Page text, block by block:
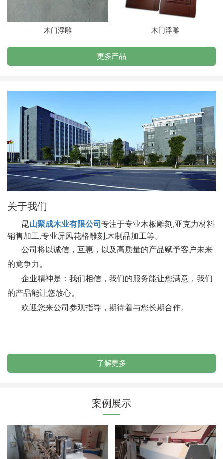
木门浮雕 木门浮雕
更多产品
关于我们
昆山聚成木业有限公司 专注于专业木板雕刻,亚克力材料
销售加工,专业屏风花格雕刻,木制品加工等。
公司将以诚信，互惠，以及高质量的产品赋予客户未来
的竟争力。
企业精神是：我们相信，我们的服务能让您满意，我们
的产品能让您放心。
欢迎您来公司参观指导，期待着与您长期合作。
了解更多
案例展示